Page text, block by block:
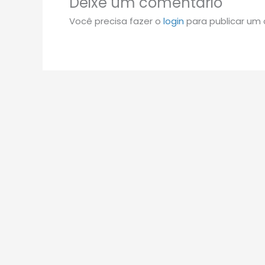
Você precisa fazer o login para publicar um